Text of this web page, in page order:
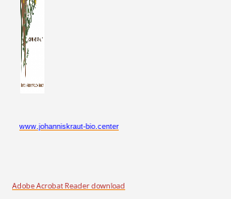
www.johanniskraut-bio.center
Adobe Acrobat Reader download